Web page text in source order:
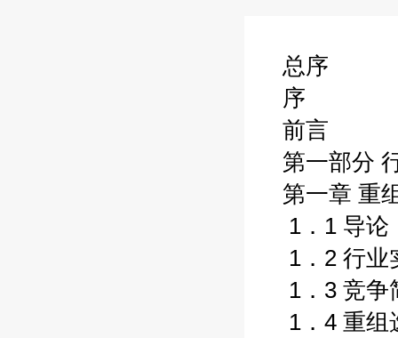
总序
序
前言
第一部分
第一章 重
1．1 导论
1．2 行业
1．3 竞争
1．4 重组